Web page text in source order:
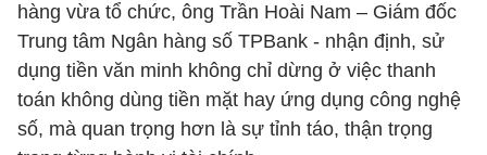
hàng vừa tổ chức, ông Trần Hoài Nam – Giám đốc
Trung tâm Ngân hàng số TPBank - nhận định, sử
dụng tiền văn minh không chỉ dừng ở việc thanh
toán không dùng tiền mặt hay ứng dụng công nghệ
số, mà quan trọng hơn là sự tỉnh táo, thận trọng